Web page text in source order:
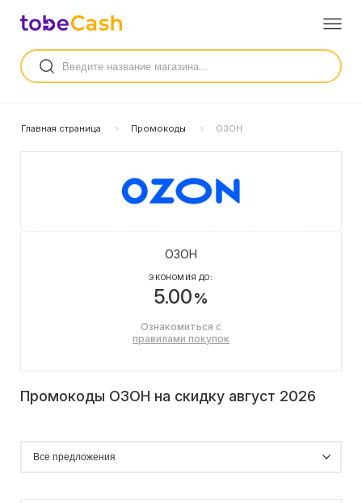
Главная страница Промокоды ОЗОН
ОЗОН
ЭКОНОМИЯ ДО:
5.00%
Ознакомиться с
правилами покупок
Промокоды ОЗОН на скидку август 2026